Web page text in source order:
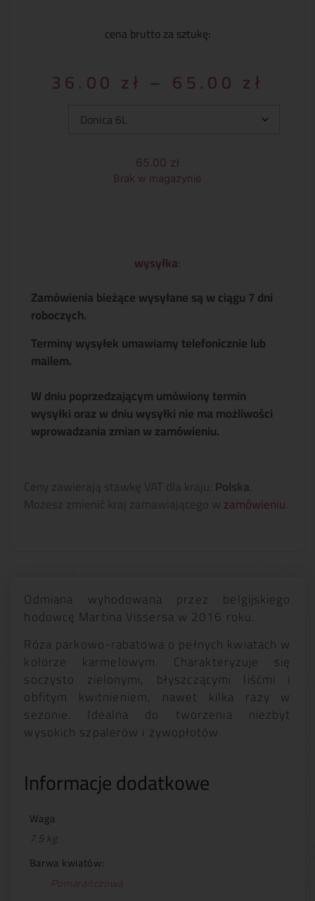
cena brutto za sztukę:
36.00 zł – 65.00 zł
65.00 zł
Brak w magazynie
wysyłka:
Zamówienia bieżące wysyłane są w ciągu 7 dni
roboczych.
Terminy wysyłek umawiamy telefonicznie lub
mailem.
W dniu poprzedzającym umówiony termin
wysyłki oraz w dniu wysyłki nie ma możliwości
wprowadzania zmian w zamówieniu.
Ceny zawierają stawkę VAT dla kraju: Polska
Możesz zmienić kraj zamawiającego wzamówieniu
Odmiana wyhodowana przez belgijskiego
hodowcę Martina Vissersa w 2016 roku.
Róża parkowo-rabatowa o pełnych kwiatach w
kolorze karmelowym. Charakteryzuje się
soczysto zielonymi, błyszczącymi liśćmi i
obfitym kwitnieniem, nawet kilka razy w
sezonie. Idealna do tworzenia niezbyt
wysokich szpalerów i żywopłotów.
Informacje dodatkowe
Waga
7.5 kg
Barwa kwiatów:
Pomarańczowa